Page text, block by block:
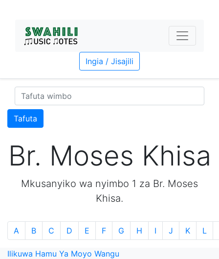
Ingia / Jisajili
Tafuta
Br. Moses Khisa
Mkusanyiko wa nyimbo 1 za Br. Moses
Khisa.
A B C D E F G H I J K L
Ilikuwa Hamu Ya Moyo Wangu